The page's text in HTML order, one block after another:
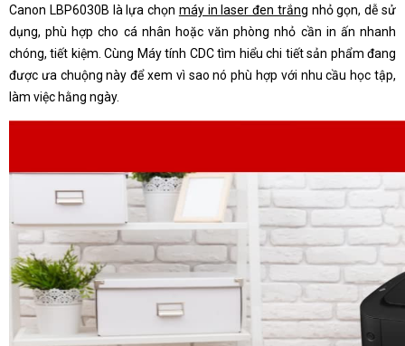
Canon LBP6030B là lựa chọn máy in laser đen trắng nhỏ gọn, dễ sử
dụng, phù hợp cho cá nhân hoặc văn phòng nhỏ cần in ấn nhanh
chóng, tiết kiệm. Cùng Máy tính CDC tìm hiểu chi tiết sản phẩm đang
được ưa chuộng này để xem vì sao nó phù hợp với nhu cầu học tập,
làm việc hằng ngày.